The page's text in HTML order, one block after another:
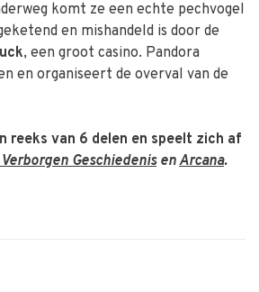
komt ze een echte pechvogel
en mishandeld is door de
, een groot casino. Pandora
en organiseert de overval van de
reeks van 6 delen en speelt zich af
GeschiedenisenArcana.